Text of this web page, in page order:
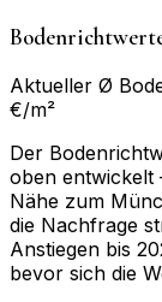
Aktueller Ø
€/m²
Der
oben entwickelt
Nähe zum
die Nachfrage
Anstiegen bis
bevor sich die